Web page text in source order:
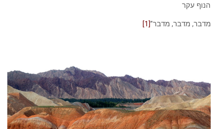
הנוף עקר
מדבר, מדבר, מדבר”[1]